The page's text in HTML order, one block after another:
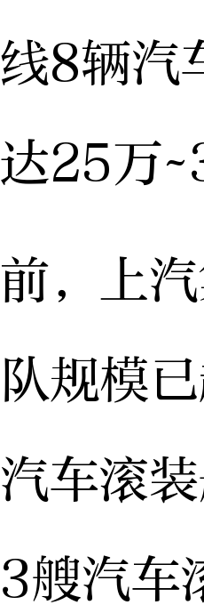
8辆汽
25万
上汽
规模
车滚
艘汽车